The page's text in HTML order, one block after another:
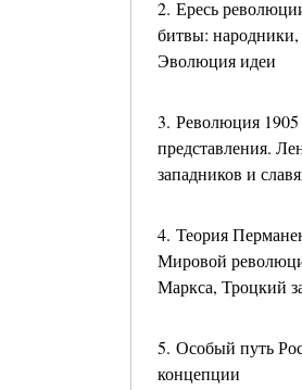
2. Ересь
битвы:
Эволюция идеи
3. Революция
представления.
западников и
4. Теория
Мировой
Маркса, Троцкий
5. Особый путь
концепции